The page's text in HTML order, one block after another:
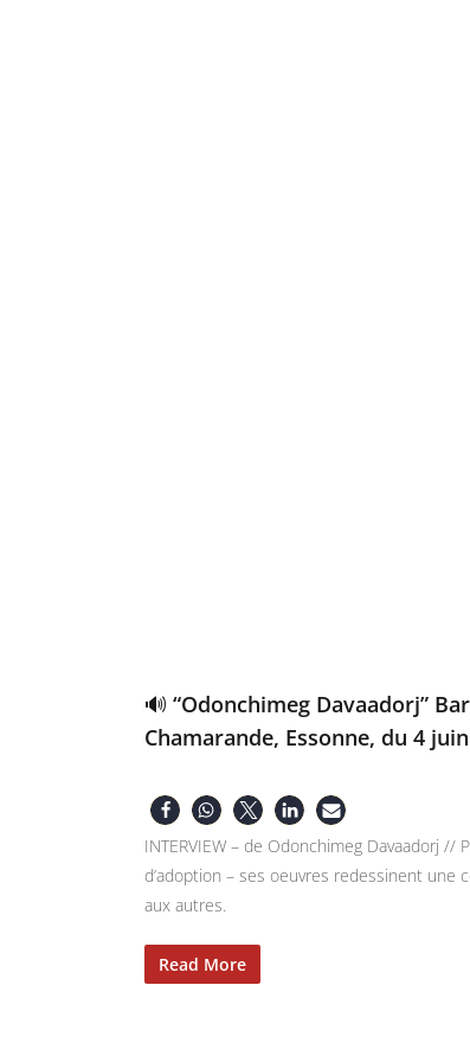
🔊 “Odonchimeg Davaadorj”
Chamarande, Essonne, du 4
INTERVIEW – de Odonchimeg Davaadorj
d’adoption – ses oeuvres redessinent
aux autres.
Read More